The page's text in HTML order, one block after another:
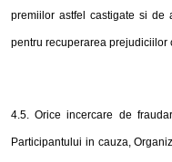
premiilor astfel castigate si de
pentru recuperarea prejudiciilor
4.5. Orice incercare de
Participantului in cauza,